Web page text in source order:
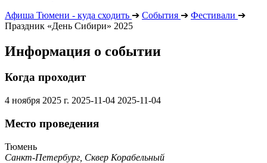
Афиша Тюмени - куда сходить ➔ События ➔ Фестивали ➔
Праздник «День Сибири» 2025
Информация о событии
Когда проходит
4 ноября 2025 г. 2025-11-04 2025-11-04
Место проведения
Тюмень
Санкт-Петербург, Сквер Корабельный